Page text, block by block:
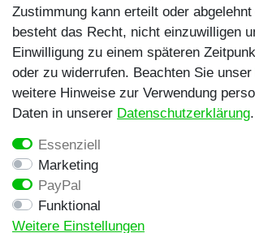
Egal ob Barsch, Hecht, Zander
Riverfighters ist der Shop für
Von Anglern für Angler
** Bei Variantenartikeln mit
pro Variante bezieht sich die
Variante mit dem niedrigsten Preis. Die
weiteren Varianten wird bei Klick auf
Variante angezeigt.
Zustimmung kann erteilt oder
besteht das Recht, nicht einzuwilligen
Einwilligung zu einem späteren
oder zu widerrufen. Beachten Sie unser
weitere Hinweise zur Verwendung
Daten in unserer Daten­schutz­erklärung.
Essenziell
Marketing
PayPal
Funktional
Weitere Einstellungen